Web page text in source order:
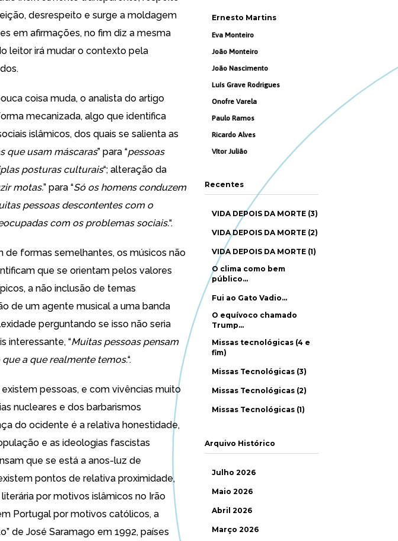
desrespeito e surge a moldagem
em afirmações, no fim diz a mesma
leitor irá mudar o contexto pela
coisa muda, o analista do artigo
mecanizada, algo que identifica
islâmicos, dos quais se salienta as
que usam máscaras” para “pessoas
posturas culturais“; alteração da
motas.” para “Só os homens conduzem
pessoas descontentes com o
com os problemas sociais.“.
de formas semelhantes, os músicos não
que se orientam pelos valores
a não inclusão de temas
de um agente musical a uma banda
perguntando se isso não seria
interessante, “Muitas pessoas pensam
a que realmente temos.“.
pessoas, e com vivências muito
nucleares e dos barbarismos
do ocidente é a relativa honestidade,
e as ideologias fascistas
que se está a anos-luz de
pontos de relativa proximidade,
por motivos islâmicos no Irão
Portugal por motivos católicos, a
de José Saramago em 1992, países
Ernesto Martins
Eva Monteiro
João Monteiro
João Nascimento
Luís Grave Rodrigues
Onofre Varela
Paulo Ramos
Ricardo Alves
Vítor Julião
Recentes
VIDA DEPOIS DA MORTE (3)
VIDA DEPOIS DA MORTE (2)
VIDA DEPOIS DA MORTE (1)
O clima como bem
público…
Fui ao Gato Vadio…
O equívoco chamado
Trump…
Missas tecnológicas (4 e
fim)
Missas Tecnológicas (3)
Missas Tecnológicas (2)
Missas Tecnológicas (1)
Arquivo Histórico
Julho 2026
Maio 2026
Abril 2026
Março 2026